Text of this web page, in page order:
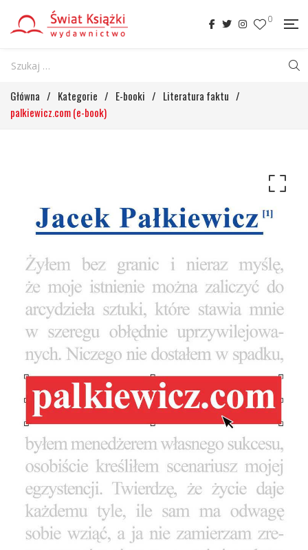
0
Główna / Kategorie / E-booki / Literatura faktu /
palkiewicz.com (e-book)